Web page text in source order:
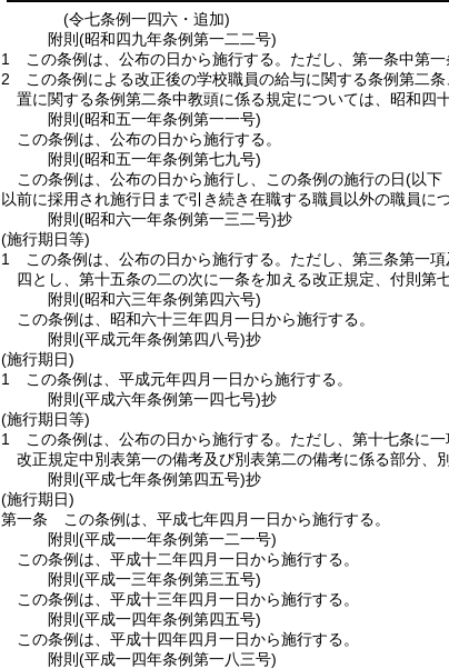
(令七条例一四六・追加)
附則 (昭和四九年条例第一二二号)
1
この条例は、公布の日から施行する。 ただし、第一条中第
2
この条例による改正後の学校職員の給与に関する条例第二
置に関する条例第二条中教頭に係る規定については、昭和四
附則 (昭和五一年条例第一一号)
この条例は、公布の日から施行する。
附則 (昭和五一年条例第七九号)
この条例は、公布の日から施行し、この条例の施行の日(以下
以前に採用され施行日まで引き続き在職する職員以外の職員
附則 (昭和六一年条例第一三二号)抄
(施行期日等)
1
この条例は、公布の日から施行する。 ただし、第三条第一
四とし、第十五条の二の次に一条を加える改正規定、付則第
附則 (昭和六三年条例第四六号)
この条例は、昭和六十三年四月一日から施行する。
附則 (平成元年条例第四八号)抄
(施行期日)
1
この条例は、平成元年四月一日から施行する。
附則 (平成六年条例第一四七号)抄
(施行期日等)
1
この条例は、公布の日から施行する。 ただし、第十七条に
改正規定中別表第一の備考及び別表第二の備考に係る部分、
附則 (平成七年条例第四五号)抄
(施行期日)
第一条
この条例は、平成七年四月一日から施行する。
附則 (平成一一年条例第一二一号)
この条例は、平成十二年四月一日から施行する。
附則 (平成一三年条例第三五号)
この条例は、平成十三年四月一日から施行する。
附則 (平成一四年条例第四五号)
この条例は、平成十四年四月一日から施行する。
附則 (平成一四年条例第一八三号)